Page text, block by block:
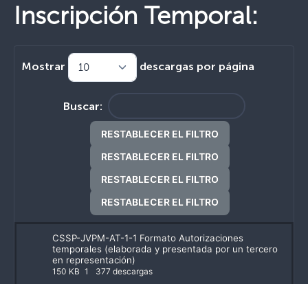
Inscripción Temporal:
Mostrar descargas por página
Buscar:
RESTABLECER EL FILTRO
RESTABLECER EL FILTRO
RESTABLECER EL FILTRO
RESTABLECER EL FILTRO
CSSP-JVPM-AT-1-1 Formato Autorizaciones
temporales (elaborada y presentada por un tercero
en representación)
150 KB 1 377 descargas